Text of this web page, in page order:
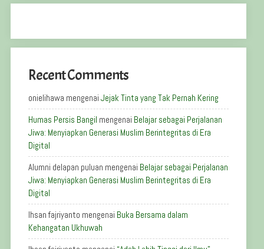
Recent Comments
onielihawa mengenai Jejak Tinta yang Tak Pernah Kering
Humas Persis Bangil mengenai Belajar sebagai Perjalanan
Jiwa: Menyiapkan Generasi Muslim Berintegritas di Era
Digital
Alumni delapan puluan mengenai Belajar sebagai Perjalanan
Jiwa: Menyiapkan Generasi Muslim Berintegritas di Era
Digital
Ihsan fajriyanto mengenai Buka Bersama dalam
Kehangatan Ukhuwah